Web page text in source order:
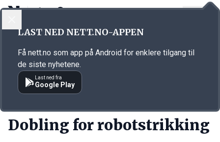
Annonsørinnhold
Dobling for robotstrikking
LAST NED NETT.NO-APPEN
Få nett.no som app på Android for enklere tilgang til
de siste nyhetene.
Last ned fra
Google Play